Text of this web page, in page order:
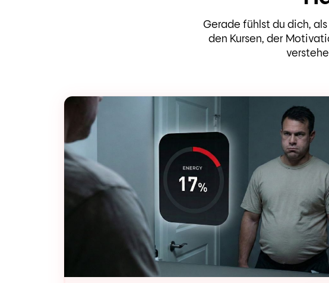
Gerade fühlst du dich,
den Kursen, der